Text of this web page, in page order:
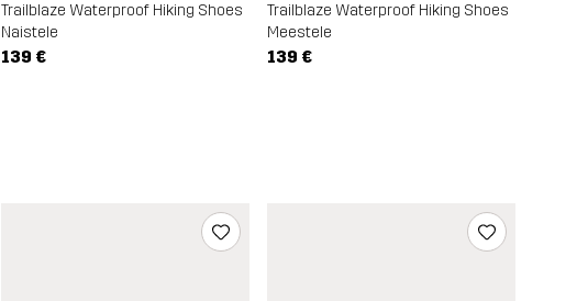
Trailblaze Waterproof Hiking Shoes
Naistele
139 €
Trailblaze Waterproof Hiking Shoes
Meestele
139 €